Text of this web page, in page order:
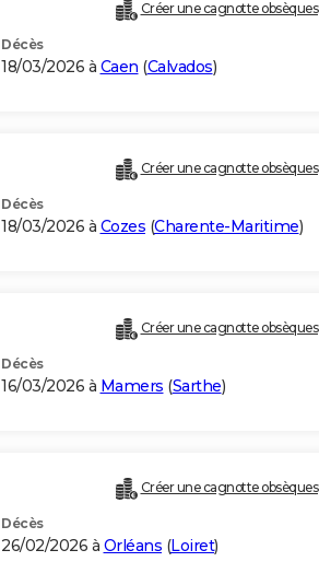
Créer une cagnotte obsèques
Décès
18/03/2026 à Caen (Calvados)
Créer une cagnotte obsèques
Décès
18/03/2026 à Cozes (Charente-Maritime)
Créer une cagnotte obsèques
Décès
16/03/2026 à Mamers (Sarthe)
Créer une cagnotte obsèques
Décès
26/02/2026 à Orléans (Loiret)